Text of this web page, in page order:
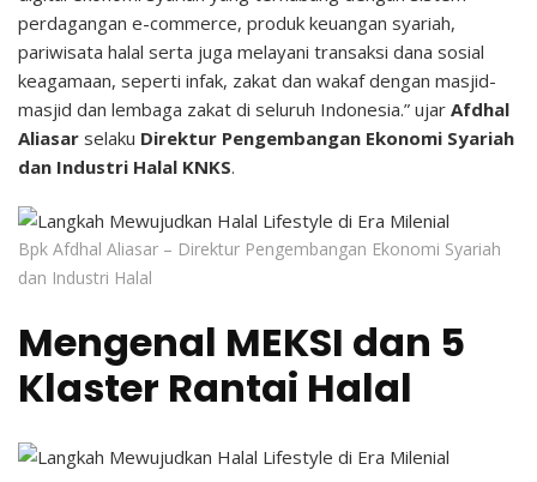
perdagangan e-commerce, produk keuangan syariah,
pariwisata halal serta juga melayani transaksi dana sosial
keagamaan, seperti infak, zakat dan wakaf dengan masjid-
masjid dan lembaga zakat di seluruh Indonesia.” ujar Afdhal
Aliasar selaku Direktur Pengembangan Ekonomi Syariah
dan Industri Halal KNKS.
Bpk Afdhal Aliasar – Direktur Pengembangan Ekonomi Syariah
dan Industri Halal
Mengenal MEKSI dan 5
Klaster Rantai Halal